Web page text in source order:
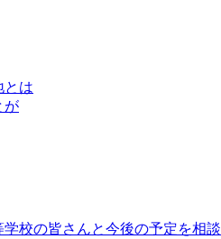
とは
が
校の皆さんと今後の予定を相談